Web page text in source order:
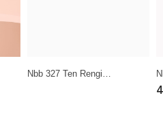
Nbb 328 Ten Renk…